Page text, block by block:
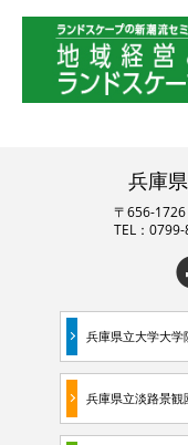
兵庫
〒656-
TEL：
兵庫県立大学大学
兵庫県立淡路景観